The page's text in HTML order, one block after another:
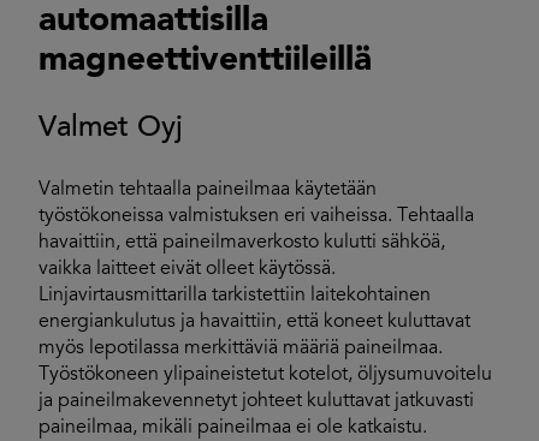
automaattisilla
magneettiventtiileillä
Valmet Oyj
Valmetin tehtaalla paineilmaa käytetään
työstökoneissa valmistuksen eri vaiheissa. Tehtaalla
havaittiin, että paineilmaverkosto kulutti sähköä,
vaikka laitteet eivät olleet käytössä.
Linjavirtausmittarilla tarkistettiin laitekohtainen
energiankulutus ja havaittiin, että koneet kuluttavat
myös lepotilassa merkittäviä määriä paineilmaa.
Työstökoneen ylipaineistetut kotelot, öljysumuvoitelu
ja paineilmakevennetyt johteet kuluttavat jatkuvasti
paineilmaa, mikäli paineilmaa ei ole katkaistu.